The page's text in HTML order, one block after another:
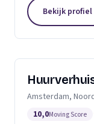
Bekijk profiel
Amsterdam,
10,0Moving Score